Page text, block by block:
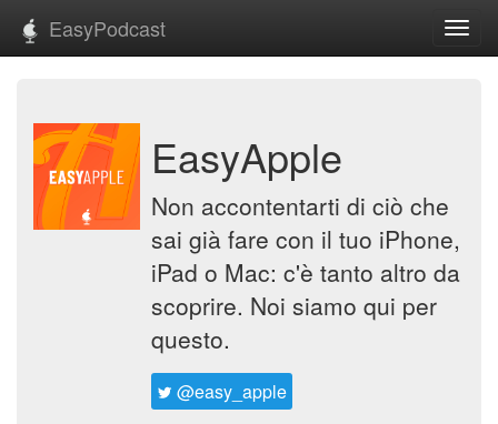
EasyPodcast
EasyApple
Non accontentarti di ciò che
sai già fare con il tuo iPhone,
iPad o Mac: c'è tanto altro da
scoprire. Noi siamo qui per
questo.
@easy_apple